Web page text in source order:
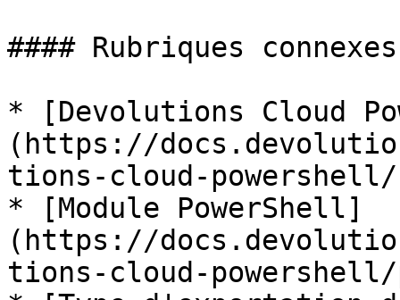
#### Rubriques connexes
* [Devolutions Cloud
(https://
tions-cloud-
* [Module PowerShell]
(https://
tions-cloud-